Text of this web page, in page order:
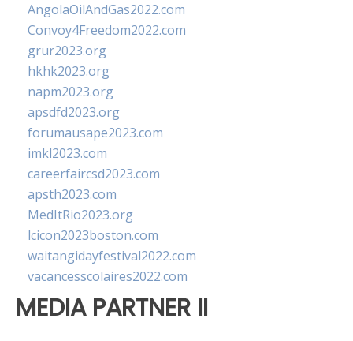
AngolaOilAndGas2022.com
Convoy4Freedom2022.com
grur2023.org
hkhk2023.org
napm2023.org
apsdfd2023.org
forumausape2023.com
imkl2023.com
careerfaircsd2023.com
apsth2023.com
MedItRio2023.org
lcicon2023boston.com
waitangidayfestival2022.com
vacancesscolaires2022.com
MEDIA PARTNER II